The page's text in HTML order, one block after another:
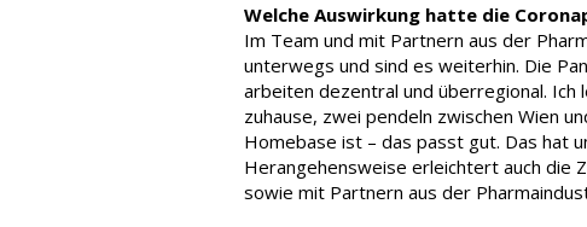
Welche Auswirkung hatte die
Im Team und mit Partnern aus der
unterwegs und sind es weiterhin. Die
arbeiten dezentral und überregional. Ich
zuhause, zwei pendeln zwischen Wien
Homebase ist – das passt gut. Das hat
Herangehensweise erleichtert auch die
sowie mit Partnern aus der